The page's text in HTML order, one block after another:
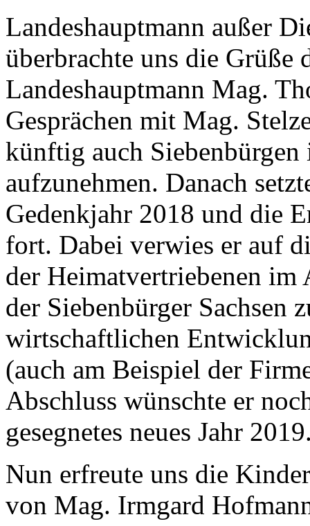
Landeshauptmann außer
überbrachte uns die Grüße
Landeshauptmann Mag.
Gesprächen mit Mag.
künftig auch Siebenbürgen
aufzunehmen. Danach
Gedenkjahr 2018 und die
fort. Dabei verwies er auf
der Heimatvertriebenen
der Siebenbürger Sachsen
wirtschaftlichen
(auch am Beispiel der
Abschluss wünschte er
gesegnetes neues Jahr
Nun erfreute uns die
von Mag. Irmgard